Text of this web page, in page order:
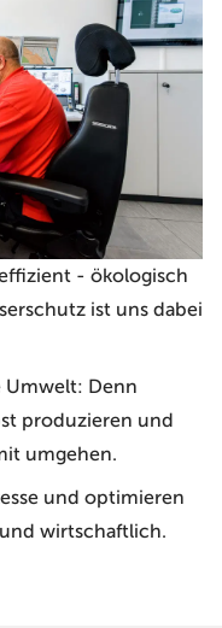
- ökologisch
ist uns dabei
Umwelt: Denn
produzieren und
umgehen.
und optimieren
wirtschaftlich.